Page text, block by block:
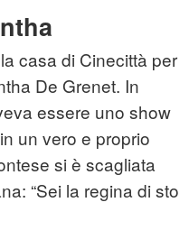
casa di Cinecittà per
De Grenet. In
essere uno show
un vero e proprio
si è scagliata
“Sei la regina di sto